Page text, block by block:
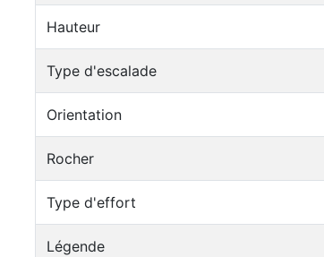
Hauteur
Type d'escalade
Orientation
Rocher
Type d'effort
Légende